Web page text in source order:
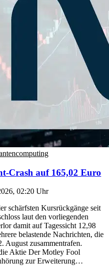
Crash auf 165,02 Euro
02:20 Uhr
schärfsten Kursrückgänge seit
laut den vorliegenden
damit auf Tagessicht 12,98
belastende Nachrichten, die
August zusammentrafen.
Aktie Der Motley Fool
zur Erweiterung…